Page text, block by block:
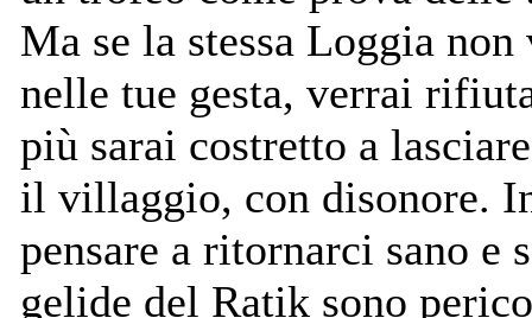
Ma se la stessa Loggia non
nelle tue gesta, verrai
più sarai costretto a
il villaggio, con disonore.
pensare a ritornarci sano e
gelide del Ratik sono